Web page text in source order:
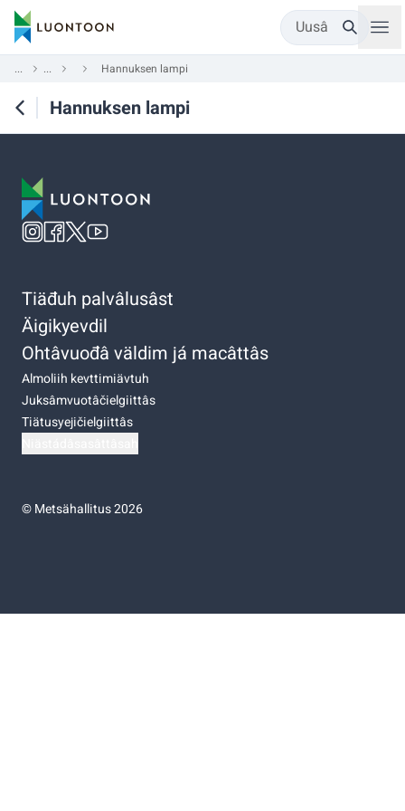
Uusâ
... ... Hannuksen lampi
Hannuksen lampi
Tiäđuh palvâlusâst
Äigikyevdil
Ohtâvuođâ väldim já macâttâs
Almoliih kevttimiävtuh
Juksâmvuotâčielgiittâs
Tiätusyejičielgiittâs
©Metsähallitus 2026